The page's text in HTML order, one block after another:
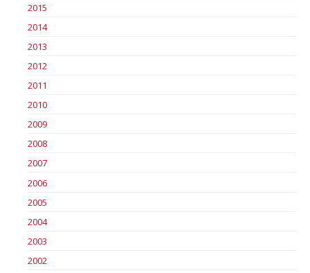
2015
2014
2013
2012
2011
2010
2009
2008
2007
2006
2005
2004
2003
2002